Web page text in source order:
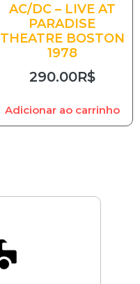
AC/DC – LIVE AT
PARADISE
THEATRE BOSTON
1978
290.00R$
Adicionar ao carrinho